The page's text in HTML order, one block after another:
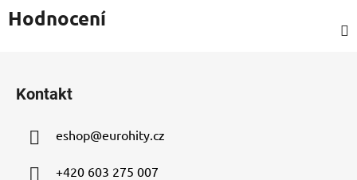
Hodnocení
Kontakt
eshop@eurohity.cz
+420 603 275 007